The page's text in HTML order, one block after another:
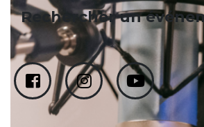
Rechercher un